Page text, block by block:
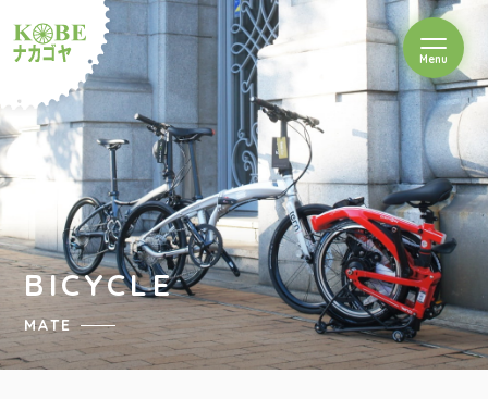
ルショップナカゴヤ
Menuを開閉
BICYCLE
MATE